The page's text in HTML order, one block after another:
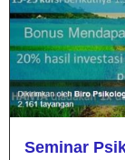
Seminar